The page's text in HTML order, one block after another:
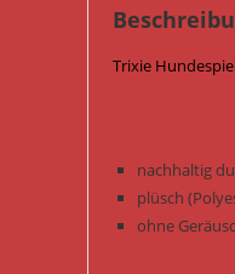
Trixie
nachhaltig
plüsch
ohne